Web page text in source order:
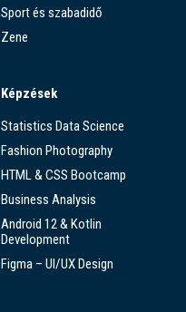
Sport és szabadidő
Zene
Képzések
Statistics Data Science
Fashion Photography
HTML & CSS Bootcamp
Business Analysis
Android 12 & Kotlin
Development
Figma – UI/UX Design